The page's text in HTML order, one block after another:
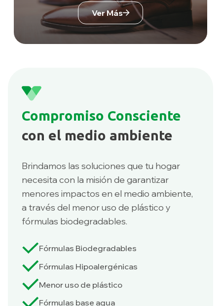
Ver Más
Compromiso Consciente
con el medio ambiente
Brindamos las soluciones que tu hogar
necesita con la misión de garantizar
menores impactos en el medio ambiente,
a través del menor uso de plástico y
fórmulas biodegradables.
Fórmulas Biodegradables
Fórmulas Hipoalergénicas
Menor uso de plástico
Fórmulas base agua